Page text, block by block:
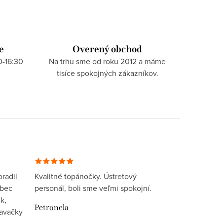
16:30
Overený obchod
Na trhu sme od roku 2012 a máme
tisíce spokojných zákazníkov.
Kvalitné topánočky. Ústretový
personál, boli sme veľmi spokojní.
Petronela